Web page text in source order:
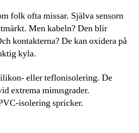
folk ofta missar. Själva sensorn
Men kabeln? Den blir
kontakterna? De kan oxidera på
kyla.
eller teflonisolering. De
extrema minusgrader.
isolering spricker.